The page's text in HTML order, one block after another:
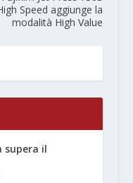
Speed aggiunge la
modalità High Value
supera il